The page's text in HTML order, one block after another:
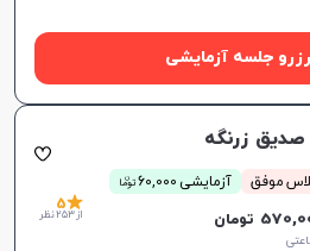
رزرو جلسه آزمایشی
زرنگه
آزمایشی 60,000 توما
ن
5
از 253 نظر